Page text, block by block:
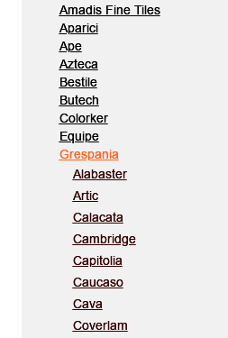
Amadis Fine Tiles
Aparici
Ape
Azteca
Bestile
Butech
Colorker
Equipe
Grespania
Alabaster
Artic
Calacata
Cambridge
Capitolia
Caucaso
Cava
Coverlam